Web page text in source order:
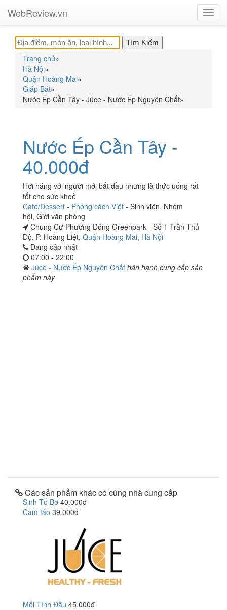
WebReview.vn
Trang chủ»
Hà Nội»
Quận Hoàng Mai»
Giáp Bát»
Nước Ép Cần Tây - Júce - Nước Ép Nguyên Chất»
Nước Ép Cần Tây -
40.000đ
Hơi hăng với người mới bắt đầu nhưng là thức uống rất
tốt cho sức khoẻ
Café/Dessert - Phòng cách Việt - Sinh viên, Nhóm
hội, Giới văn phòng
Chung Cư Phương Đông Greenpark - Số 1 Trần Thủ
Độ, P. Hoàng Liệt, Quận Hoàng Mai, Hà Nội
Đang cập nhật
07:00 - 22:00
Júce - Nước Ép Nguyên Chất hân hạnh cung cấp sản
phẩm này
Các sản phẩm khác có cùng nhà cung cấp
Sinh Tố Bơ 40.000đ
Cam táo 39.000đ
Mối Tình Đầu 45.000đ